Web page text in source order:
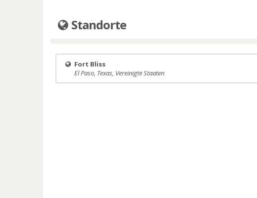
Standorte
Fort Bliss
El Paso, Texas, Vereinigte Staaten